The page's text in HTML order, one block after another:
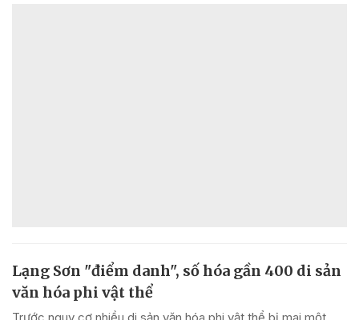
Lạng Sơn "điểm danh", số hóa gần 400 di sản
văn hóa phi vật thể